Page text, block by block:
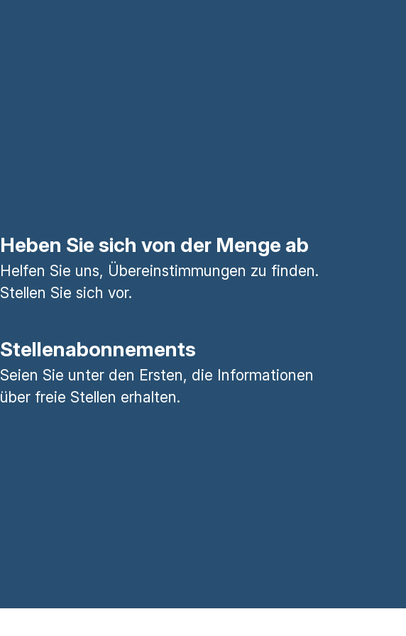
Heben Sie sich von der Menge ab
Helfen Sie uns, Übereinstimmungen zu finden.
Stellen Sie sich vor.
Stellenabonnements
Seien Sie unter den Ersten, die Informationen
über freie Stellen erhalten.